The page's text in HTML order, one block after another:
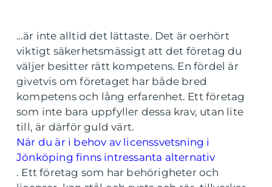
…är inte alltid det lättaste. Det är oerhört
viktigt säkerhetsmässigt att det företag du
väljer besitter rätt kompetens. En fördel är
givetvis om företaget har både bred
kompetens och lång erfarenhet. Ett företag
som inte bara uppfyller dessa krav, utan lite
till, är därför guld värt.
När du är i behov av licenssvetsning i
Jönköping finns intressanta alternativ
. Ett företag som har behörigheter och